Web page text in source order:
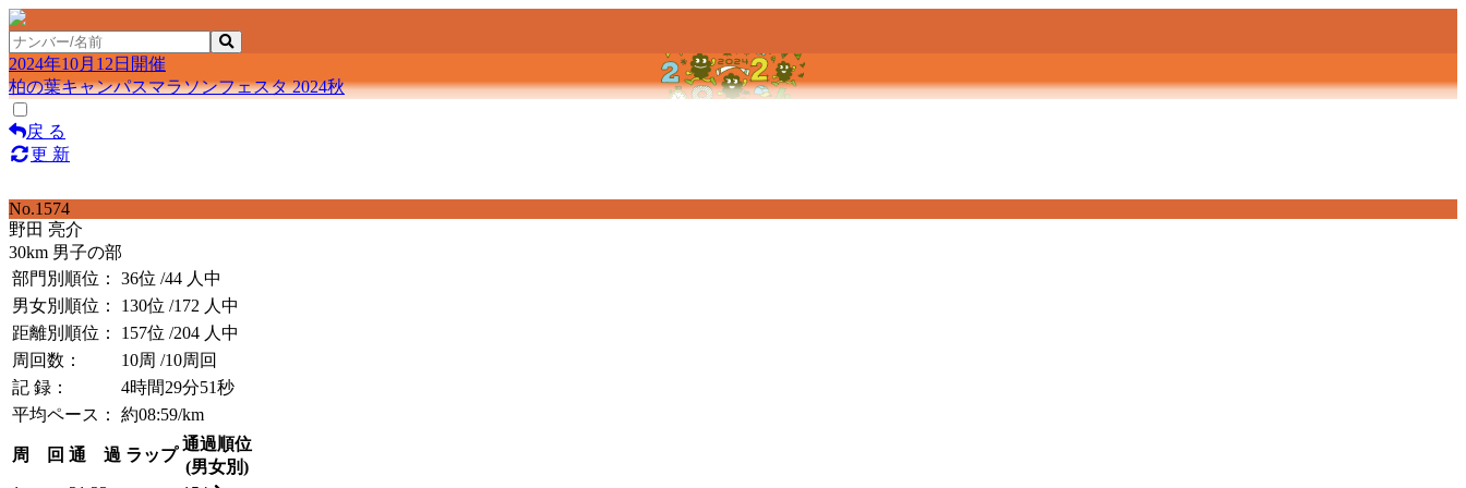
2024年10月12日開催
柏の葉キャンパスマラソンフェスタ 2024秋
戻 る
更 新
No.1574
野田 亮介
30km 男子の部
部門別順位：
36位 /44 人中
男女別順位：
130位 /172 人中
距離別順位：
157位 /204 人中
周回数：
10周 /10周回
記 録：
4時間29分51秒
平均ペース：
約08:59/km
周 回 通 過 ラップ
通過順位
(男女別)